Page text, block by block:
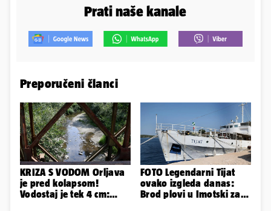
Prati naše kanale
Preporučeni članci
KRIZA S VODOM Orljava
je pred kolapsom!
Vodostaj je tek 4 cm:
FOTO Legendarni Tijat
ovako izgleda danas:
Brod plovi u Imotski za